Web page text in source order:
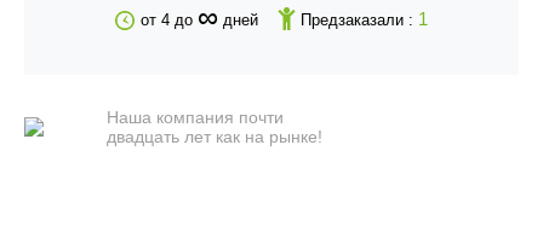
от 4 до ∞ дней Предзаказали : 1
Наша компания почти
двадцать лет как на рынке!